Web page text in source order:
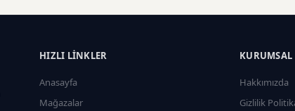
HIZLI LINKLER
Anasayfa
Mağazalar
KURUMSAL
Hakkımızda
Gizlilik